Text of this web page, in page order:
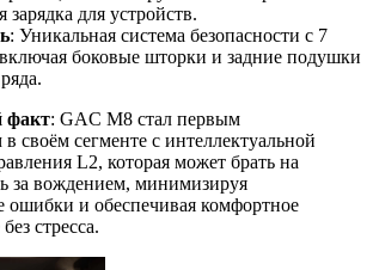
зарядка для устройств.
: Уникальная система безопасности с 7
боковые шторки и задние подушки
факт: GAC M8 стал первым
своём сегменте с интеллектуальной
L2, которая может брать на
за вождением, минимизируя
ошибки и обеспечивая комфортное
стресса.